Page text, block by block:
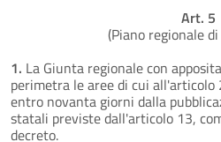
Art. 5
(Piano regionale
1. La Giunta regionale con
perimetra le aree di cui all'articolo
entro novanta giorni dalla
statali previste dall'articolo 13,
decreto.